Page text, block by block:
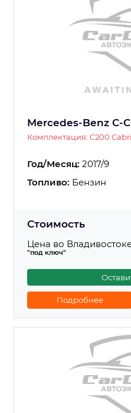
Mercedes-Benz C-
Комплектация: C200
Год/Месяц: 2017/9
Топливо: Бензин
Стоимость
Цена во
"под ключ"
Подробнее